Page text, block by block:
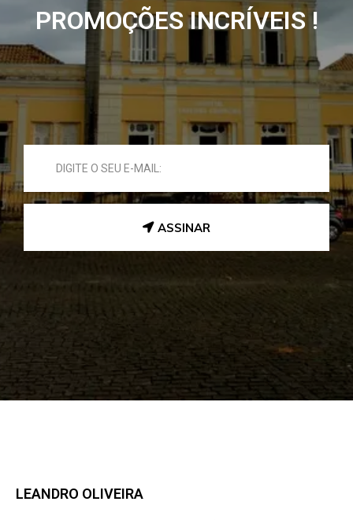
PROMOÇÕES INCRÍVEIS !
ASSINAR
LEANDRO OLIVEIRA